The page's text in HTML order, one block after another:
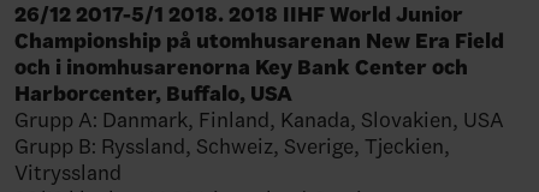
26/12 2017-5/1 2018. 2018 IIHF World Junior
Championship på utomhusarenan New Era Field
och i inomhusarenorna Key Bank Center och
Harborcenter, Buffalo, USA
Grupp A: Danmark, Finland, Kanada, Slovakien, USA
Grupp B: Ryssland, Schweiz, Sverige, Tjeckien,
Vitryssland